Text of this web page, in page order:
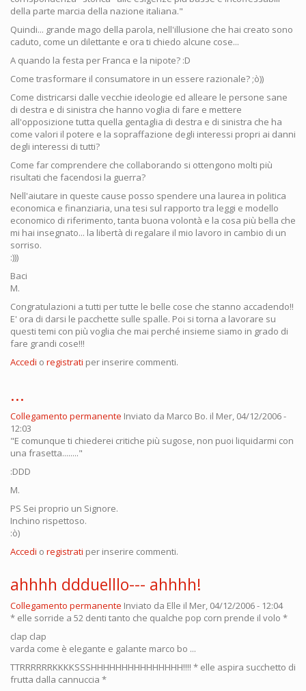
della parte marcia della nazione italiana."
Quindi... grande mago della parola, nell'illusione che hai creato sono
caduto, come un dilettante e ora ti chiedo alcune cose...
A quando la festa per Franca e la nipote? :D
Come trasformare il consumatore in un essere razionale? ;ò))
Come districarsi dalle vecchie ideologie ed alleare le persone sane
di destra e di sinistra che hanno voglia di fare e mettere
all'opposizione tutta quella gentaglia di destra e di sinistra che ha
come valori il potere e la sopraffazione degli interessi propri ai danni
degli interessi di tutti?
Come far comprendere che collaborando si ottengono molti più
risultati che facendosi la guerra?
Nell'aiutare in queste cause posso spendere una laurea in politica
economica e finanziaria, una tesi sul rapporto tra leggi e modello
economico di riferimento, tanta buona volontà e la cosa più bella che
mi hai insegnato... la libertà di regalare il mio lavoro in cambio di un
sorriso.
:)))
Baci
M.
Congratulazioni a tutti per tutte le belle cose che stanno accadendo!!
E' ora di darsi le pacchette sulle spalle. Poi si torna a lavorare su
questi temi con più voglia che mai perché insieme siamo in grado di
fare grandi cose!!!
Accedi o registrati per inserire commenti.
...
Collegamento permanente Inviato da Marco Bo. il Mer, 04/12/2006 -
12:03
"E comunque ti chiederei critiche più sugose, non puoi liquidarmi con
una frasetta........"
:DDD
M.
PS Sei proprio un Signore.
Inchino rispettoso.
:ò)
Accedi o registrati per inserire commenti.
ahhhh ddduelllo--- ahhhh!
Collegamento permanente Inviato da Elle il Mer, 04/12/2006 - 12:04
* elle sorride a 52 denti tanto che qualche pop corn prende il volo *
clap clap
varda come è elegante e galante marco bo ...
TTRRRRRRKKKKSSSHHHHHHHHHHHHHHH!!!! * elle aspira succhetto di
frutta dalla cannuccia *